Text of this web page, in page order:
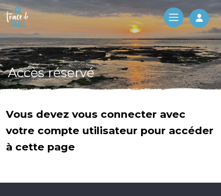
Log
Accès réservé
Vous devez vous connecter avec
votre compte utilisateur pour accéder
à cette page